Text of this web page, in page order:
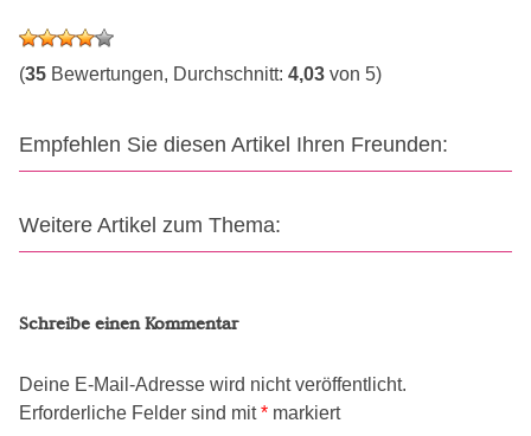
(35 Bewertungen, Durchschnitt: 4,03 von 5)
Empfehlen Sie diesen Artikel Ihren Freunden:
Weitere Artikel zum Thema:
Schreibe einen Kommentar
Deine E-Mail-Adresse wird nicht veröffentlicht.
Erforderliche Felder sind mit* markiert